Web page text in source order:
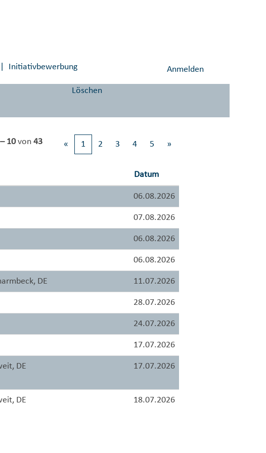
Initiativbewerbung Anmelden
Löschen
10von 43 « 1 2 3 4 5 »
Datum
06.08.2026
07.08.2026
06.08.2026
06.08.2026
DE 11.07.2026
28.07.2026
24.07.2026
17.07.2026
DE 17.07.2026
DE 18.07.2026